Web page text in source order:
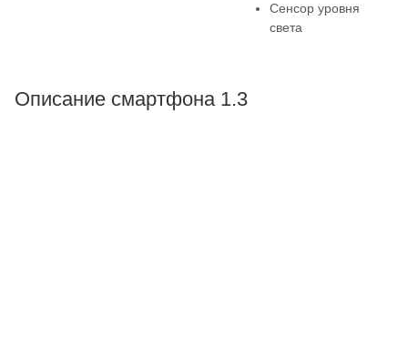
Сенсор уровня
света
Описание смартфона 1.3